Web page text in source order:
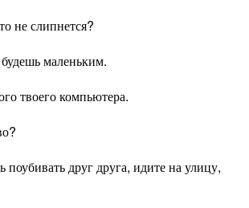
не слипнется?
маленьким.
твоего компьютера.
поубивать друг друга, идите на улицу,